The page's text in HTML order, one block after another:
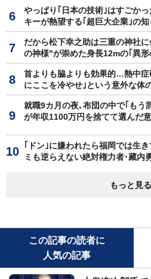
やっぱり｢日本の技術｣はすごか
キーが熱望する｢超巨大企業｣の
だから松下幸之助は三重の神社
の神様"が崇めた身長12mの｢異
首よりも脇よりも効果的…熱中
にここを冷やせ｣という意外な体
就職9カ月の夜､布団の中で｢も
が年収1100万円を捨てて選んだ
｢ドン｣に嫌われたら福岡では生
ミも逆らえない絶対権力者･藏内
もっと見る
この記事の読者に
人気の記事